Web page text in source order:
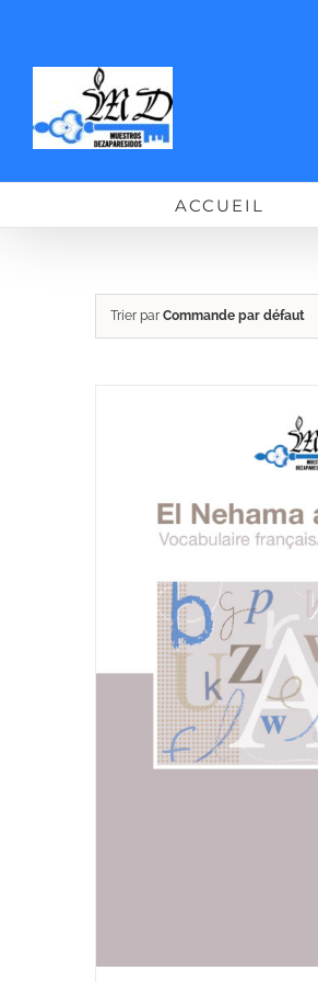
ACCUEIL
Trier par Commande par défaut